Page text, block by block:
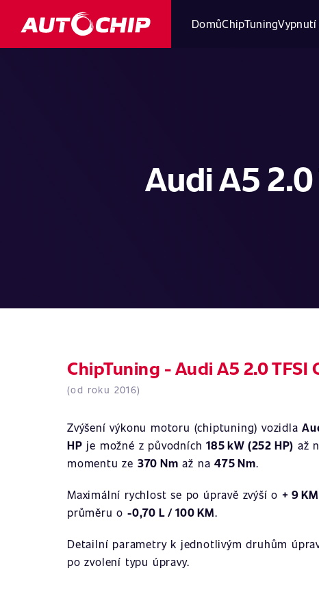
DomůChipTuningVypnutí
Audi A5
ChipTuning - Audi A5 2.0
(od roku 2016)
Zvýšení výkonu motoru (chiptuning) vozidla
HP je možné z původních185 kW (252 HP) až
momentu ze 370 Nm až na475 Nm.
Maximální rychlost se po úpravě zvýší o + 9
průměru o-0,70 L / 100 KM.
Detailní parametry k jednotlivým druhům
po zvolení typu úpravy.